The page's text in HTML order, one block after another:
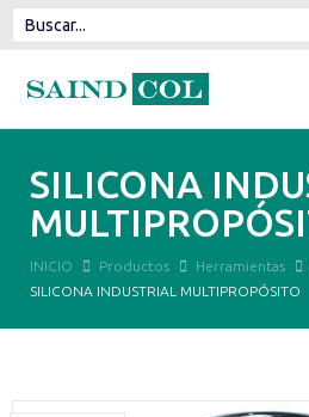
SILICONA
INICIO Productos Herramientas
SILICONA INDUSTRIAL MULTIPROPÓSITO